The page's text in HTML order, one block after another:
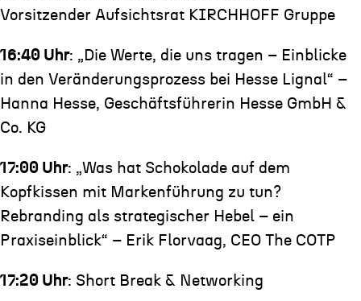
Vorsitzender Aufsichtsrat KIRCHHOFF Gruppe
16:40 Uhr: „Die Werte, die uns tragen – Einblicke
in den Veränderungsprozess bei Hesse Lignal“ –
Hanna Hesse, Geschäftsführerin Hesse GmbH &
Co. KG
17:00 Uhr: „Was hat Schokolade auf dem
Kopfkissen mit Markenführung zu tun?
Rebranding als strategischer Hebel – ein
Praxiseinblick“ – Erik Florvaag, CEO The COTP
17:20 Uhr: Short Break & Networking